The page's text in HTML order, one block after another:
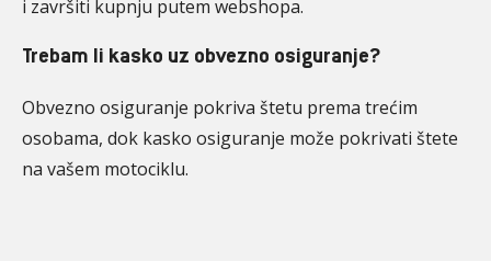
i završiti kupnju putem webshopa.
Trebam li kasko uz obvezno osiguranje?
Obvezno osiguranje pokriva štetu prema trećim
osobama, dok kasko osiguranje može pokrivati štete
na vašem motociklu.